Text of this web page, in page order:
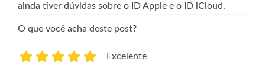
ainda tiver dúvidas sobre o ID Apple e o ID iCloud.
O que você acha deste post?
Excelente